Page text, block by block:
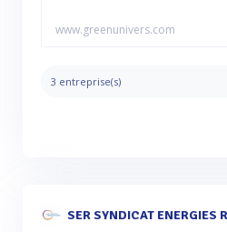
www.greenunivers.com
3 entreprise(s)
SER SYNDICAT ENERGIES